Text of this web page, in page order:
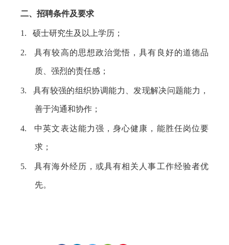
二、 招聘条件及要求
1. 硕士研究生及以上学历；
2. 具有较高的思想政治觉悟，具有良好的道德品
质、强烈的责任感；
3. 具有较强的组织协调能力、发现解决问题能力，
善于沟通和协作；
4. 中英文表达能力强，身心健康，能胜任岗位要
求；
5. 具有海外经历，或具有相关人事工作经验者优
先。